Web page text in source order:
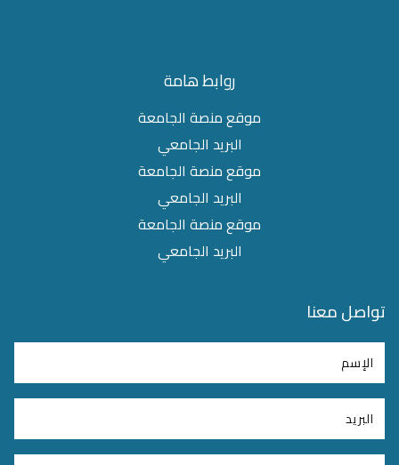
روابط هامة
موقع منصة الجامعة
البريد الجامعي
موقع منصة الجامعة
البريد الجامعي
موقع منصة الجامعة
البريد الجامعي
تواصل معنا